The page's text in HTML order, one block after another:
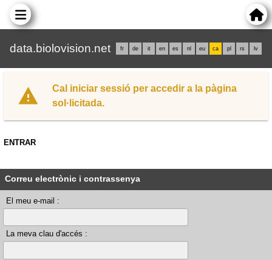
data.biolovision.net fr de it en es nl eu ca pl rs lv
Cal iniciar sessió per accedir a la pàgina
sol·licitada.
ENTRAR
Correu electrònic i contrassenya
El meu e-mail :
La meva clau d'accés :